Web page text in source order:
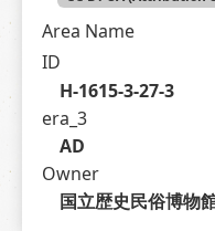
Area Name
ID
H-1615-3-27-3
era_3
AD
Owner
国立歴史民俗博物